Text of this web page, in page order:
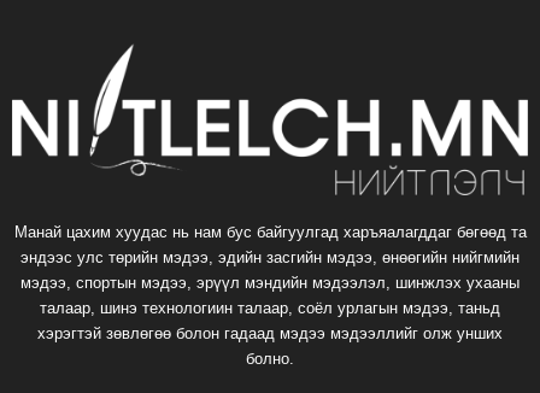
Манай цахим хуудас нь нам бус байгуулгад харъяалагддаг бөгөөд та
эндээс улс төрийн мэдээ, эдийн засгийн мэдээ, өнөөгийн нийгмийн
мэдээ, спортын мэдээ, эрүүл мэндийн мэдээлэл, шинжлэх ухааны
талаар, шинэ технологиин талаар, соёл урлагын мэдээ, таньд
хэрэгтэй зөвлөгөө болон гадаад мэдээ мэдээллийг олж унших
болно.